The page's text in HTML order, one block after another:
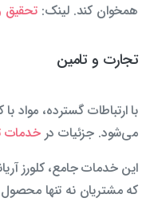
همخوان کند. لینک:تحقیق
تجارت و تامین
با ارتباطات گسترده، مواد
می‌شود. جزئیات درخدمات
این خدمات جامع، کلورز
که مشتریان نه تنها